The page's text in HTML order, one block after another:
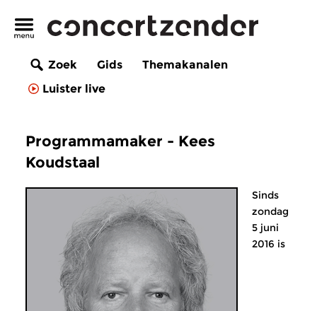
Zoek Gids
Themakanalen
Luister live
Programmamaker - Kees
Koudstaal
Sinds
zondag
5 juni
2016 is